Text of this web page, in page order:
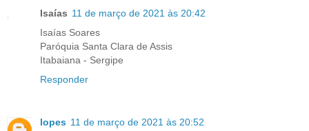
Isaías 11 de março de 2021 às 20:42
Isaías Soares
Paróquia Santa Clara de Assis
Itabaiana - Sergipe
Responder
lopes 11 de março de 2021 às 20:52